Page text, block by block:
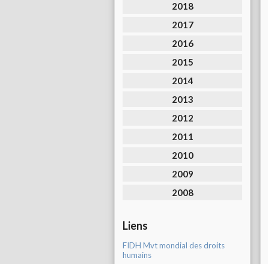
2018
2017
2016
2015
2014
2013
2012
2011
2010
2009
2008
Liens
FIDH Mvt mondial des droits
humains